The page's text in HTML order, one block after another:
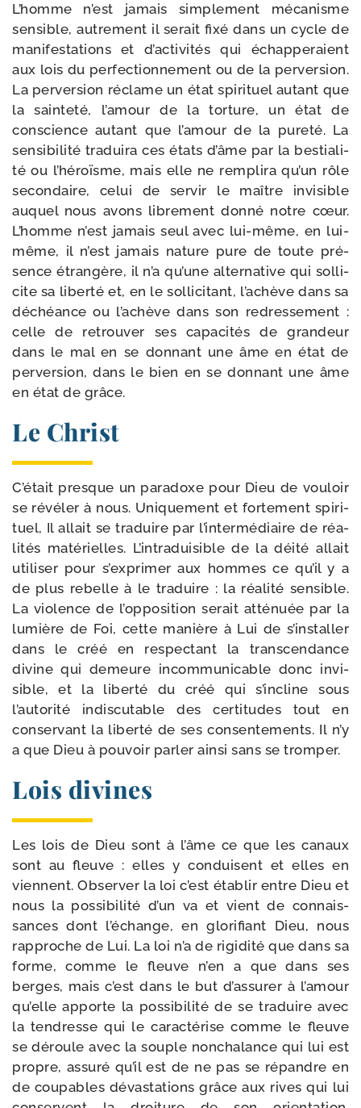
L’homme n’est jamais sim­ple­ment méca­nisme
sen­sible, autre­ment il serait fixé dans un cycle de
mani­fes­ta­tions et d’activités qui échap­pe­raient
aux lois du per­fec­tion­ne­ment ou de la per­ver­sion.
La per­ver­sion réclame un état spi­ri­tuel autant que
la sain­te­té, l’amour de la tor­ture, un état de
conscience autant que l’amour de la pure­té. La
sen­si­bi­li­té tra­dui­ra ces états d’âme par la bes­tia­li­
té ou l’héroïsme, mais elle ne rem­pli­ra qu’un rôle
secon­daire, celui de ser­vir le maître invi­sible
auquel nous avons libre­ment don­né notre cœur.
L’homme n’est jamais seul avec lui-​même, en lui-​
même, il n’est jamais nature pure de toute pré­
sence étran­gère, il n’a qu’une alter­na­tive qui sol­li­
cite sa liber­té et, en le sol­li­ci­tant, l’achève dans sa
déchéance ou l’achève dans son redres­se­ment :
celle de retrou­ver ses capa­ci­tés de gran­deur
dans le mal en se don­nant une âme en état de
per­ver­sion, dans le bien en se don­nant une âme
en état de grâce.
Le Christ
C’était presque un para­doxe pour Dieu de vou­loir
se révé­ler à nous. Uniquement et for­te­ment spi­ri­
tuel, Il allait se tra­duire par l’intermédiaire de réa­
li­tés maté­rielles. L’intraduisible de la déi­té allait
uti­li­ser pour s’exprimer aux hommes ce qu’il y a
de plus rebelle à le tra­duire : la réa­li­té sen­sible.
La vio­lence de l’opposition serait atté­nuée par la
lumière de Foi, cette manière à Lui de s’installer
dans le créé en res­pec­tant la trans­cen­dance
divine qui demeure incom­mu­ni­cable donc invi­
sible, et la liber­té du créé qui s’incline sous
l’autorité indis­cu­table des cer­ti­tudes tout en
conser­vant la liber­té de ses consen­te­ments. Il n’y
a que Dieu à pou­voir par­ler ain­si sans se tromper.
Lois divines
Les lois de Dieu sont à l’âme ce que les canaux
sont au fleuve : elles y conduisent et elles en
viennent. Observer la loi c’est éta­blir entre Dieu et
nous la pos­si­bi­li­té d’un va et vient de connais­
sances dont l’échange, en glo­ri­fiant Dieu, nous
rap­proche de Lui. La loi n’a de rigi­di­té que dans sa
forme, comme le fleuve n’en a que dans ses
berges, mais c’est dans le but d’assurer à l’amour
qu’elle apporte la pos­si­bi­li­té de se tra­duire avec
la ten­dresse qui le carac­té­rise comme le fleuve
se déroule avec la souple non­cha­lance qui lui est
propre, assu­ré qu’il est de ne pas se répandre en
de cou­pables dévas­ta­tions grâce aux rives qui lui